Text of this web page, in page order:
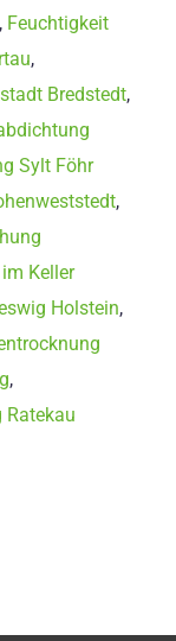
, Feuchtigkeit
,
Bredstedt,
Sylt Föhr
,
Keller
Holstein,
,
Ratekau